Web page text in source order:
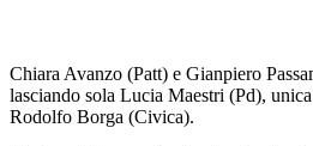
Chiara Avanzo (Patt) e Gianpiero
lasciando sola Lucia Maestri (Pd),
Rodolfo Borga (Civica).